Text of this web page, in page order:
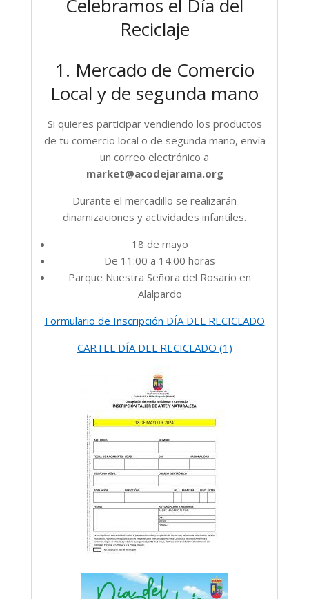
Celebramos el Día del
Reciclaje
1. Mercado de Comercio
Local y de segunda mano
Si quieres participar vendiendo los productos
de tu comercio local o de segunda mano, envía
un correo electrónico a
market@acodejarama.org
Durante el mercadillo se realizarán
dinamizaciones y actividades infantiles.
18 de mayo
De 11:00 a 14:00 horas
Parque Nuestra Señora del Rosario en
Alalpardo
Formulario de Inscripción DÍA DEL RECICLADO
CARTEL DÍA DEL RECICLADO (1)